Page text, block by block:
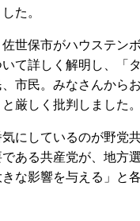
た。
世保市がハウステン
て詳しく解明し、「
市民。みなさんから
厳しく批判しました。
にしているのが野党
ある共産党が、地方
な影響を与える」と